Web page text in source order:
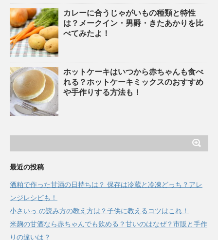
カレーに合うじゃがいもの種類と特性
は？メークイン・男爵・きたあかりを比
べてみたよ！
ホットケーキはいつから赤ちゃんも食べ
れる？ホットケーキミックスのおすすめ
や手作りする方法も！
最近の投稿
酒粕で作った甘酒の日持ちは？ 保存は冷蔵と冷凍どっち？アレ
ンジレシピも！
小さいっ の読み方の教え方は？子供に教えるコツはこれ！
米麹の甘酒なら赤ちゃんでも飲める？甘いのはなぜ？市販と手作
りの違いは？